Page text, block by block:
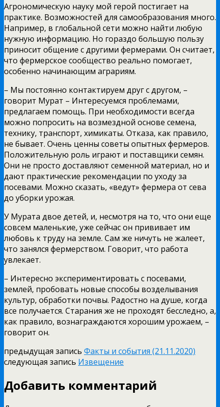
Агрономическую науку мой герой постигает на
практике. Возможностей для самообразования много.
Например, в глобальной сети можно найти любую
нужную информацию. Но гораздо большую пользу
приносит общение с другими фермерами. Он считает,
что фермерское сообщество реально помогает,
особенно начинающим аграриям.
– Мы постоянно контактируем друг с другом, –
говорит Мурат – Интересуемся проблемами,
предлагаем помощь. При необходимости всегда
можно попросить на возмездной основе семена,
технику, транспорт, химикаты. Отказа, как правило,
не бывает. Очень ценны советы опытных фермеров.
Положительную роль играют и поставщики семян.
Они не просто доставляют семенной материал, но и
дают практические рекомендации по уходу за
посевами. Можно сказать, «ведут» фермера от сева
до уборки урожая.
У Мурата двое детей, и, несмотря на то, что они еще
совсем маленькие, уже сейчас он прививает им
любовь к труду на земле. Сам же ничуть не жалеет,
что занялся фермерством. Говорит, что работа
увлекает.
– Интересно экспериментировать с посевами,
землей, пробовать новые способы возделывания
культур, обработки почвы. Радостно на душе, когда
все получается. Старания же не проходят бесследно, а,
как правило, вознаграждаются хорошим урожаем, –
говорит он.
предыдущая запись Факты и события (21.11.2020)
следующая запись Извещение
Добавить комментарий